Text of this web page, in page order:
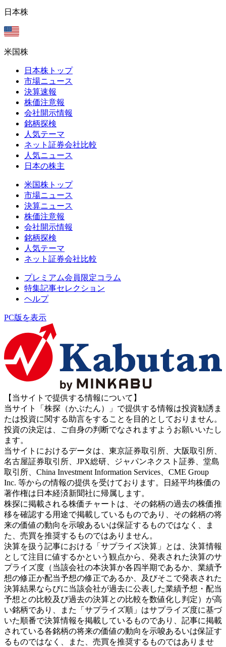
日本株
米国株
日本株トップ
市場ニュース
決算速報
株価注意報
会社開示情報
銘柄探検
人気テーマ
ネット証券会社比較
人気ニュース
日本の株主
米国株トップ
市場ニュース
決算ニュース
株価注意報
会社開示情報
銘柄探検
人気テーマ
ネット証券会社比較
プレミアム会員限定コラム
特集記事セレクション
ヘルプ
PC版を表示
【当サイトで提供する情報について】
当サイト「株探（かぶたん）」で提供する情報は投資勧誘ま
たは投資に関する助言をすることを目的としておりません。
投資の決定は、ご自身の判断でなされますようお願いいたし
ます。
当サイトにおけるデータは、東京証券取引所、大阪取引所、
名古屋証券取引所、JPX総研、ジャパンネクスト証券、堂島
取引所、China Investment Information Services、CME Group
Inc. 等からの情報の提供を受けております。日経平均株価の
著作権は日本経済新聞社に帰属します。
株探に掲載される株価チャートは、その銘柄の過去の株価推
移を確認する用途で掲載しているものであり、その銘柄の将
来の価値の動向を示唆あるいは保証するものではなく、ま
た、売買を推奨するものではありません。
決算を扱う記事における「サプライズ決算」とは、決算情報
として注目に値するかという観点から、発表された決算のサ
プライズ度（当該会社の本決算か各四半期であるか、業績予
想の修正か配当予想の修正であるか、及びそこで発表された
決算結果ならびに当該会社が過去に公表した業績予想・配当
予想との比較及び過去の決算との比較を数値化し判定）が高
い銘柄であり、また「サプライズ順」はサプライズ度に基づ
いた順番で決算情報を掲載しているものであり、記事に掲載
されている各銘柄の将来の価値の動向を示唆あるいは保証す
るものではなく、また、売買を推奨するものではありませ